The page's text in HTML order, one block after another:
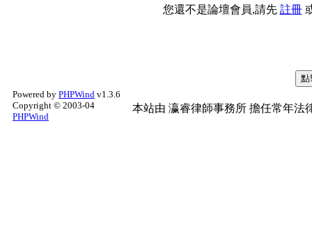
您還不是論壇會員,請先 註冊
Powered by PHPWind v1.3.6
Copyright © 2003-04
PHPWind
本站由 瀛睿律師事務所 擔任常年法